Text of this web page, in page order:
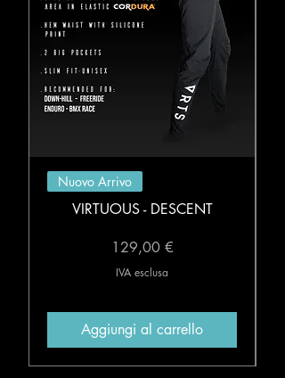
Nuovo Arrivo
VIRTUOUS - DESCENT
Prezzo
129,00 €
IVA esclusa
Aggiungi al carrello